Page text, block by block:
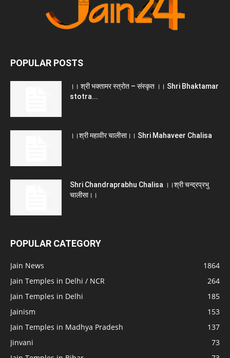
POPULAR POSTS
।। श्री भक्तामर स्त्रोत – संस्कृत ।। Shri Bhaktamar
stotra...
।।श्री महावीर चालीसा।। Shri Mahaveer Chalisa
Shri Chandraprabhu Chalisa ।।श्री चन्द्रप्रभु
चालीसा।।
POPULAR CATEGORY
Jain News
1864
Jain Temples in Delhi / NCR
264
Jain Temples in Delhi
185
Jainism
153
Jain Temples in Madhya Pradesh
137
Jinvani
73